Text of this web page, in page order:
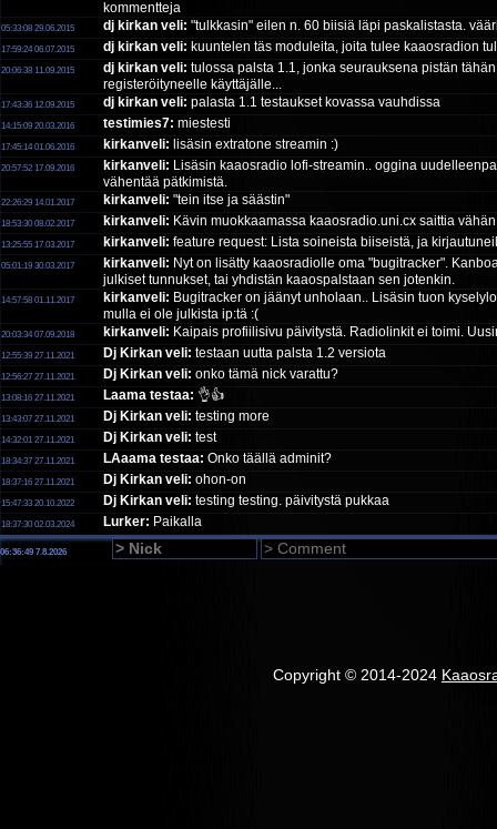
kommentteja
05:33:08 29.06.2015 dj kirkan veli: "tulkkasin" eilen n. 60 biisiä läpi paskalistasta.
17:59:24 06.07.2015 dj kirkan veli: kuuntelen täs moduleita, joita tulee kaaosradion
20:06:38 11.09.2015 dj kirkan veli: tulossa palsta 1.1, jonka seurauksena pistän
registeröityneelle käyttäjälle...
17:43:36 12.09.2015 dj kirkan veli: palasta 1.1 testaukset kovassa vauhdissa
14:15:09 20.03.2016 testimies7: miestesti
17:45:14 01.06.2016 kirkanveli: lisäsin extratone streamin :)
20:57:52 17.09.2016 kirkanveli: Lisäsin kaaosradio lofi-streamin.. oggina
vähentää pätkimistä.
22:26:29 14.01.2017 kirkanveli: "tein itse ja säästin"
18:53:30 08.02.2017 kirkanveli: Kävin muokkaamassa kaaosradio.uni.cx saittia
13:25:55 17.03.2017 kirkanveli: feature request: Lista soineista biiseistä, ja
05:01:19 30.03.2017 kirkanveli: Nyt on lisätty kaaosradiolle oma "bugitracker".
julkiset tunnukset, tai yhdistän kaaospalstaan sen jotenkin.
14:57:58 01.11.2017 kirkanveli: Bugitracker on jäänyt unholaan.. Lisäsin tuon
mulla ei ole julkista ip:tä :(
20:03:34 07.09.2018 kirkanveli: Kaipais profiilisivu päivitystä. Radiolinkit ei toimi.
12:55:39 27.11.2021 Dj Kirkan veli: testaan uutta palsta 1.2 versiota
12:56:27 27.11.2021 Dj Kirkan veli: onko tämä nick varattu?
13:08:16 27.11.2021 Laama testaa: 👌👍
13:43:07 27.11.2021 Dj Kirkan veli: testing more
14:32:01 27.11.2021 Dj Kirkan veli: test
18:34:37 27.11.2021 LAaama testaa: Onko täällä adminit?
18:37:16 27.11.2021 Dj Kirkan veli: ohon-on
15:47:33 20.10.2022 Dj Kirkan veli: testing testing. päivitystä pukkaa
18:37:30 02.03.2024 Lurker: Paikalla
06:36:50 7.8.2026
Copyright © 2014-2024